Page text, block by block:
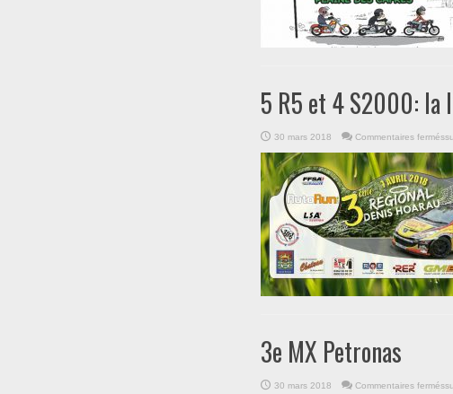
5 R5 et 4 S2000: la
30 mars 2018 Commentaires fermés
3e MX Petronas
30 mars 2018 Commentaires fermés